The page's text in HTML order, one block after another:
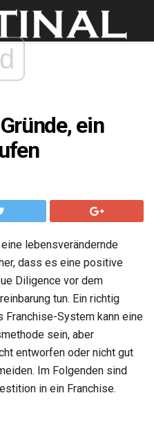
ein
lebensverändernde
dass es eine positive
Diligence vor dem
tun. Ein richtig
System kann eine
sein, aber
entworfen oder nicht gut
Im Folgenden sind
in ein Franchise.